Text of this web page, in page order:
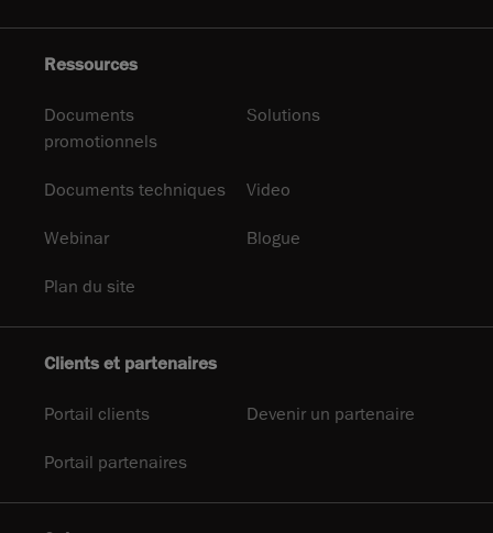
Ressources
Documents
promotionnels
Solutions
Documents techniques Video
Webinar Blogue
Plan du site
Clients et partenaires
Portail clients Devenir un partenaire
Portail partenaires